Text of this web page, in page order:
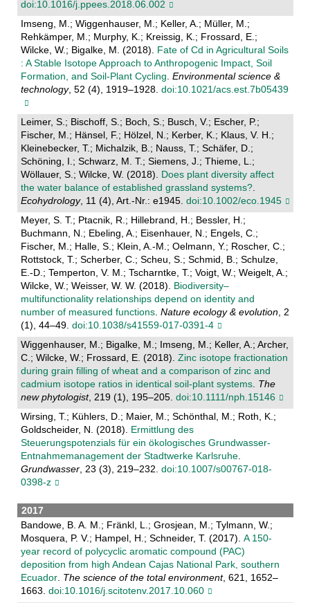
doi:10.1016/j.ppees.2018.06.002
Imseng, M.; Wiggenhauser, M.; Keller, A.; Müller, M.;
Rehkämper, M.; Murphy, K.; Kreissig, K.; Frossard, E.;
Wilcke, W.; Bigalke, M. (2018). Fate of Cd in Agricultural Soils
: A Stable Isotope Approach to Anthropogenic Impact, Soil
Formation, and Soil-Plant Cycling Environmental science &
technology, 52 (4), 1919–1928. doi:10.1021/acs.est.7b05439
Leimer, S.; Bischoff, S.; Boch, S.; Busch, V.; Escher, P.;
Fischer, M.; Hänsel, F.; Hölzel, N.; Kerber, K.; Klaus, V. H.;
Kleinebecker, T.; Michalzik, B.; Nauss, T.; Schäfer, D.;
Schöning, I.; Schwarz, M. T.; Siemens, J.; Thieme, L.;
Wöllauer, S.; Wilcke, W. (2018). Does plant diversity affect
the water balance of established grassland systems?.
Ecohydrology, 11 (4), Art.-Nr.: e1945. doi:10.1002/eco.1945
Meyer, S. T.; Ptacnik, R.; Hillebrand, H.; Bessler, H.;
Buchmann, N.; Ebeling, A.; Eisenhauer, N.; Engels, C.;
Fischer, M.; Halle, S.; Klein, A.-M.; Oelmann, Y.; Roscher, C.;
Rottstock, T.; Scherber, C.; Scheu, S.; Schmid, B.; Schulze,
E.-D.; Temperton, V. M.; Tscharntke, T.; Voigt, W.; Weigelt, A.;
Wilcke, W.; Weisser, W. W. (2018). Biodiversity–
multifunctionality relationships depend on identity and
number of measured functions. Nature ecology & evolution, 2
(1), 44–49. doi:10.1038/s41559-017-0391-4
Wiggenhauser, M.; Bigalke, M.; Imseng, M.; Keller, A.; Archer,
C.; Wilcke, W.; Frossard, E. (2018). Zinc isotope fractionation
during grain filling of wheat and a comparison of zinc and
cadmium isotope ratios in identical soil-plant systems. The
new phytologist, 219 (1), 195–205. doi:10.1111/nph.15146
Wirsing, T.; Kühlers, D.; Maier, M.; Schönthal, M.; Roth, K.;
Goldscheider, N. (2018). Ermittlung des
Steuerungspotenzials für ein ökologisches Grundwasser-
Entnahmemanagement der Stadtwerke Karlsruhe.
Grundwasser, 23 (3), 219–232. doi:10.1007/s00767-018-
0398-z
2017
Bandowe, B. A. M.; Fränkl, L.; Grosjean, M.; Tylmann, W.;
Mosquera, P. V.; Hampel, H.; Schneider, T. (2017). A 150-
year record of polycyclic aromatic compound (PAC)
deposition from high Andean Cajas National Park, southern
Ecuador. The science of the total environment, 621, 1652–
1663. doi:10.1016/j.scitotenv.2017.10.060